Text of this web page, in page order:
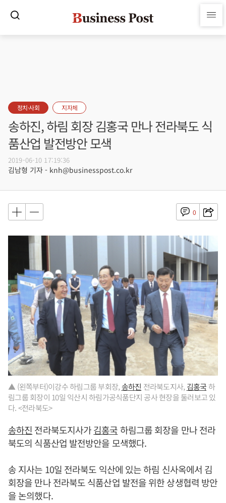
정치·사회 지자체
송하진, 하림 회장 김홍국 만나 전라북도 식
품산업 발전방안 모색
2019-06-10 17:19:36
김남형 기자 - knh@businesspost.co.kr
0
▲ (왼쪽부터)이강수 하림그룹 부회장,송하진 전라북도지사, 김홍국하
림그룹 회장이 10일 익산시 하림가공식품단지 공사 현장을 둘러보고 있
다. <전라북도>
송하진 전라북도지사가김홍국하림그룹 회장을 만나 전라
북도의 식품산업 발전방안을 모색했다.
송 지사는 10일 전라북도 익산에 있는 하림 신사옥에서 김
회장을 만나 전라북도 식품산업 발전을 위한 상생협력 방안
을 논의했다.